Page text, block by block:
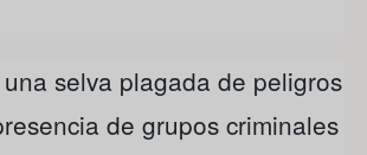
selva plagada de peligros
de grupos criminales